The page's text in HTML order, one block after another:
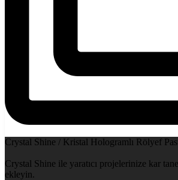
Crystal Shine / Kristal Hologramlı Rölyef
Crystal Shine ile yaratıcı projelerinize kar
ekleyin.